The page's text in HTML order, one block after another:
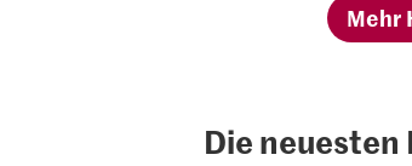
Mehr
Die neuesten